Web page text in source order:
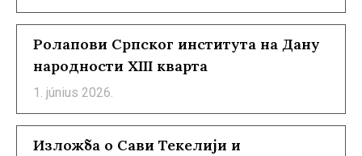
Ролапови Српског института на Дану
народности XIII кварта
1. június 2026.
Изложба о Сави Текелији и